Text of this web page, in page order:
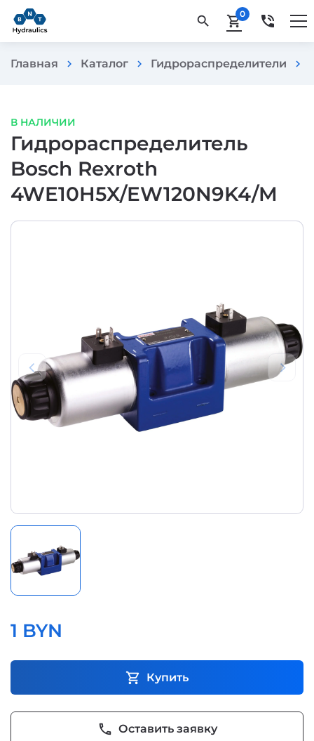
search shopping_cart0 phone_in_talk
Главная chevron_right Каталог chevron_right Гидрораспределители chevron_right
В НАЛИЧИИ
Гидрораспределитель
Bosch Rexroth
4WE10H5X/EW120N9K4/M
1 BYN
shopping_cart Купить
phone Оставить заявку